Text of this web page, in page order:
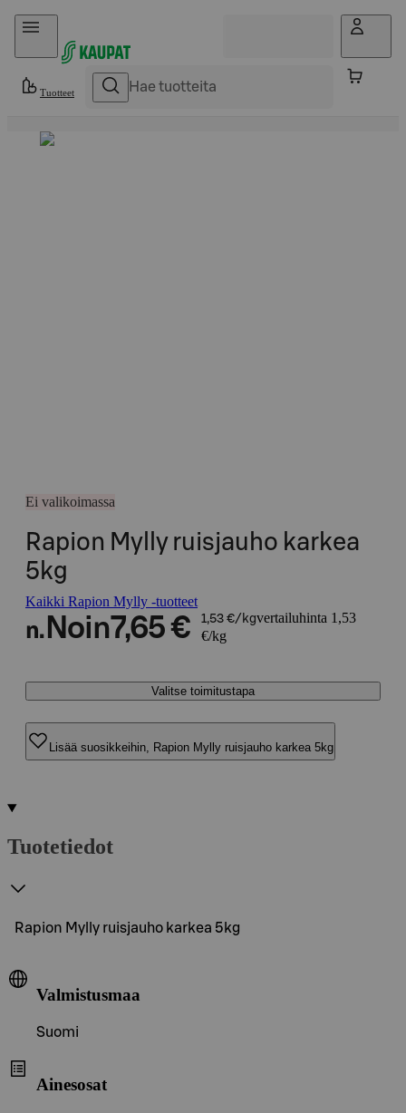
Hyppää sisältöön
Tuotteet
Ei valikoimassa
Rapion Mylly ruisjauho karkea
5kg
Kaikki Rapion Mylly -tuotteet
n. Noin7,65 € 1,53 €/kgvertailuhinta 1,53
€/kg
Valitse toimitustapa
Lisää suosikkeihin, Rapion Mylly ruisjauho karkea 5kg
Tuotetiedot
Rapion Mylly ruisjauho karkea 5kg
Valmistusmaa
Suomi
Ainesosat